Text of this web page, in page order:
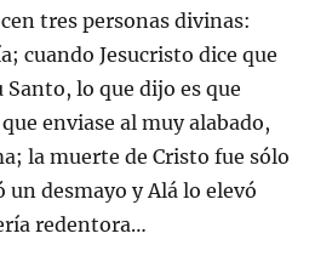
tres personas divinas:
cuando Jesucristo dice que
lo que dijo es que
enviase al muy alabado,
la muerte de Cristo fue sólo
desmayo y Alá lo elevó
redentora…